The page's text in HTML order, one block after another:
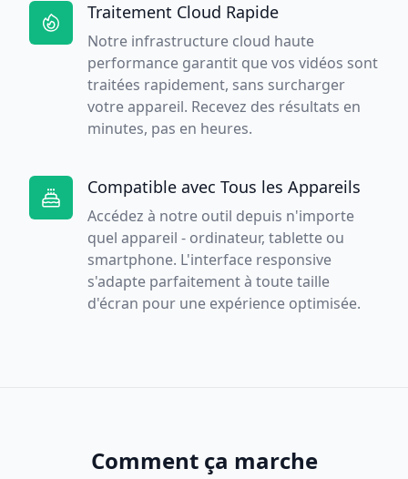
Traitement Cloud Rapide
Notre infrastructure cloud haute
performance garantit que vos vidéos sont
traitées rapidement, sans surcharger
votre appareil. Recevez des résultats en
minutes, pas en heures.
Compatible avec Tous les Appareils
Accédez à notre outil depuis n'importe
quel appareil - ordinateur, tablette ou
smartphone. L'interface responsive
s'adapte parfaitement à toute taille
d'écran pour une expérience optimisée.
Comment ça marche